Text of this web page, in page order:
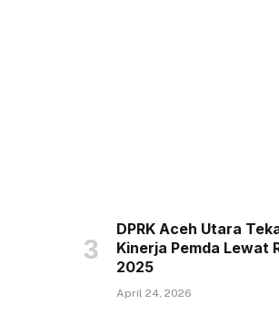
DPRK Aceh Utara
Kinerja Pemda Lewat
2025
April 24, 2026